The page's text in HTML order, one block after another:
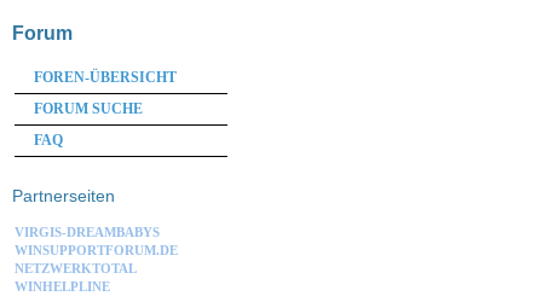
Forum
FOREN-ÜBERSICHT
FORUM SUCHE
FAQ
Partnerseiten
VIRGIS-DREAMBABYS
WINSUPPORTFORUM.DE
NETZWERKTOTAL
WINHELPLINE